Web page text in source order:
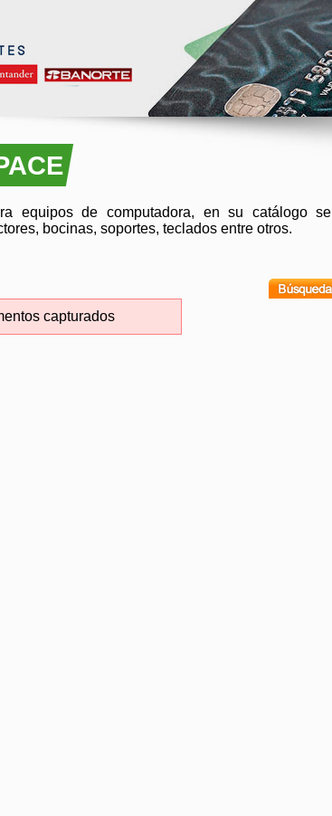
equipos de computadora, en su catálogo se
bocinas, soportes, teclados entre otros.
capturados